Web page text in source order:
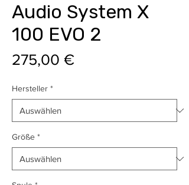
Audio System X
100 EVO 2
275,00 €Preis
Hersteller *
Größe *